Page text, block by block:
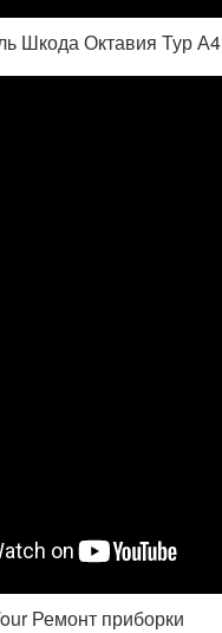
Шкода Октавия Тур А4
Ремонт приборки